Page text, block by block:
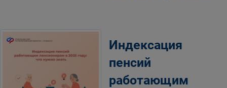
Индексация
пенсий
работающим